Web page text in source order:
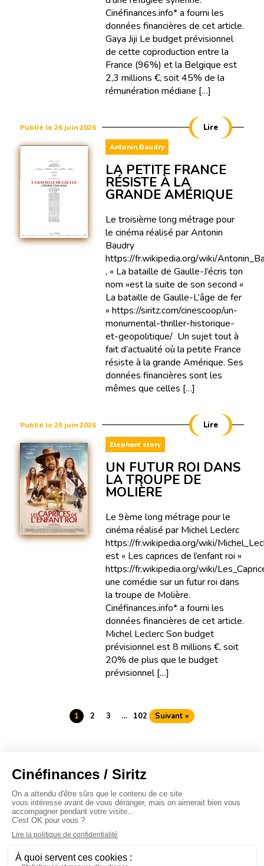
Cinéfinances.info* a fourni les
données financières de cet article.
Gaya Jiji Le budget prévisionnel
de cette coproduction entre la
France (96%) et la Belgique est
2,3 millions €, soit 45% de la
rémunération médiane […]
Publié le 26 juin 2026
Antonin Baudry
Lire
LA PETITE FRANCE
RÉSISTE À LA
GRANDE AMÉRIQUE
Le troisième long métrage pour
le cinéma réalisé par Antonin
Baudry
https://fr.wikipedia.org/wiki/
, « La bataille de Gaulle-J’écris ton
nom »est la suite de son second «
La bataille de Gaulle-L’âge de fer
» https://siritz.com/cinescoop/un-
monumental-thriller-historique-
et-geopolitique/ Un sujet tout à
fait d’actualité où la petite France
résiste à la grande Amérique. Ses
données financières sont les
mêmes que celles […]
Publié le 25 juin 2026
Elephant story
Lire
UN FUTUR ROI DANS
LA TROUPE DE
MOLIÈRE
Le 9ème long métrage pour le
cinéma réalisé par Michel Leclerc
https://fr.wikipedia.org/wiki/
est « Les caprices de l’enfant roi »
https://fr.wikipedia.org/wiki/
une comédie sur un futur roi dans
la troupe de Molière.
Cinéfinances.info* a fourni les
données financières de cet article.
Michel Leclerc Son budget
prévisionnel est 8 millions €, soit
20% de plus que le budget
prévisionnel […]
1 2 3 … 102 Suivant »
À propos
Baromètres
Cinéscoop
Éditorial
Le Carrefour